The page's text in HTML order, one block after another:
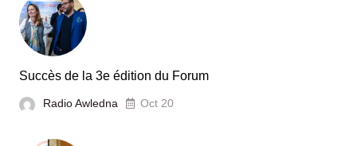
Tunisie
Succès de la 3e édition du Forum
Radio Awledna Oct 20